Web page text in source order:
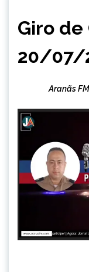
NOTÍCIAS
Giro de
20/07/
Aranãs FM